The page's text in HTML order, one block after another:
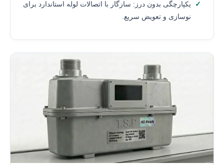
یکپارچگی بدون درز: سازگار با اتصالات لوله استاندارد برای
نوسازی و تعویض سریع.